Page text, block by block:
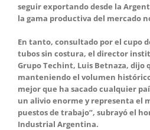
seguir exportando desde la
la gama productiva del mercado
En tanto, consultado por el cupo
tubos sin costura, el director
Grupo Techint, Luis Betnaza, dijo
manteniendo el volumen
mejor que ha sacado cualquier
un alivio enorme y representa el
puestos de trabajo”, subrayó el
Industrial Argentina.